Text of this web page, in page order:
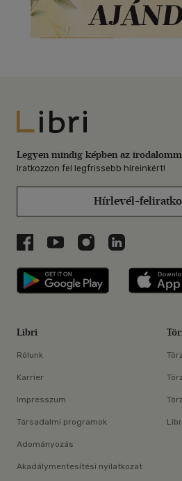
Libri
Legyen mindig képben az
Iratkozzon fel legfrissebb híreinkért!
Hírlevél-
Libri a Facebookon
Libri a Youtube-on
Libri azLibri a
Libri
Libri
Rólunk
Karrier
Impresszum
Társadalmi programok
Adományozás
Akadálymentesítési nyilatkozat